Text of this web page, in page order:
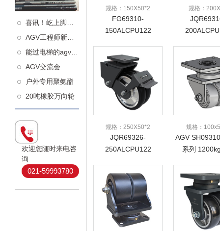
喜讯！屹上脚轮荣获高新技术企业认定！
AGV工程师新知：什么样的从动轮更减震
能过电梯的agv万向轮
AGV交流会
户外专用聚氨酯
20吨橡胶万向轮
欢迎您随时来电咨
询
021-59993780
规格：150X50*2
FG69310-
150ALCPU122
规格：
规格：250X50*2
JQR69326-
250ALCPU122
规格：
AGV
系列